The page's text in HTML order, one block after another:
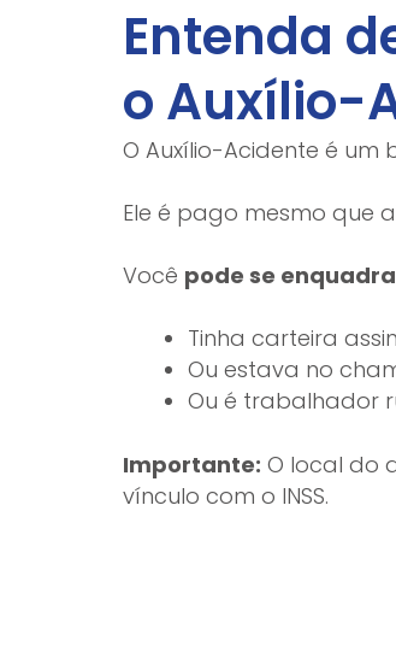
Entenda
o Auxílio-
O Auxílio-Acidente é um
Ele é pago mesmo que
Você pode se
Tinha carteira
Ou estava no
Ou é trabalhador
Importante: O local do
vínculo com o INSS.